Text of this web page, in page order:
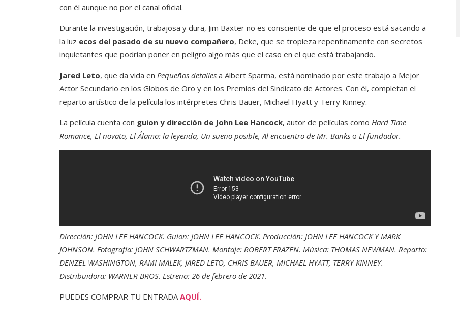
con él aunque no por el canal oficial.
Durante la investigación, trabajosa y dura, Jim Baxter no es consciente de que el proceso está sacando a
la luz ecos del pasado de su nuevo compañero, Deke, que se tropieza repentinamente con secretos
inquietantes que podrían poner en peligro algo más que el caso en el que está trabajando.
Jared Leto, que da vida en Pequeños detalles a Albert Sparma, está nominado por este trabajo a Mejor
Actor Secundario en los Globos de Oro y en los Premios del Sindicato de Actores. Con él, completan el
reparto artístico de la película los intérpretes Chris Bauer, Michael Hyatt y Terry Kinney.
La película cuenta con guion y dirección de John Lee Hancock, autor de películas como Hard Time
Romance, El novato, El Álamo: la leyenda, Un sueño posible, Al encuentro de Mr. Banks o El fundador.
Dirección: JOHN LEE HANCOCK. Guion: JOHN LEE HANCOCK. Producción: JOHN LEE HANCOCK Y MARK
JOHNSON. Fotografía: JOHN SCHWARTZMAN. Montaje: ROBERT FRAZEN. Música: THOMAS NEWMAN. Reparto:
DENZEL WASHINGTON, RAMI MALEK, JARED LETO, CHRIS BAUER, MICHAEL HYATT, TERRY KINNEY.
Distribuidora: WARNER BROS. Estreno: 26 de febrero de 2021.
PUEDES COMPRAR TU ENTRADAAQUÍ.